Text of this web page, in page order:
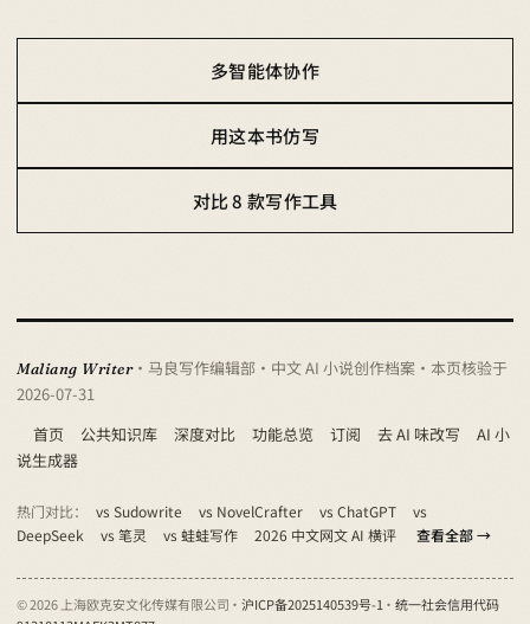
多智能体协作
用这本书仿写
对比 8 款写作工具
Maliang Writer · 马良写作编辑部 · 中文 AI 小说创作档案 · 本页核验于
2026-07-31
首页
公共知识库 深度对比 功能总览 订阅 去 AI 味改写
AI 小
说生成器
热门对比： vs Sudowrite vs NovelCrafter vs ChatGPT
vs
DeepSeek
vs 笔灵 vs 蛙蛙写作 2026 中文网文 AI 横评 查看全部 →
© 2026 上海欧克安文化传媒有限公司 · 沪ICP备2025140539号-1 · 统一社会信用代码